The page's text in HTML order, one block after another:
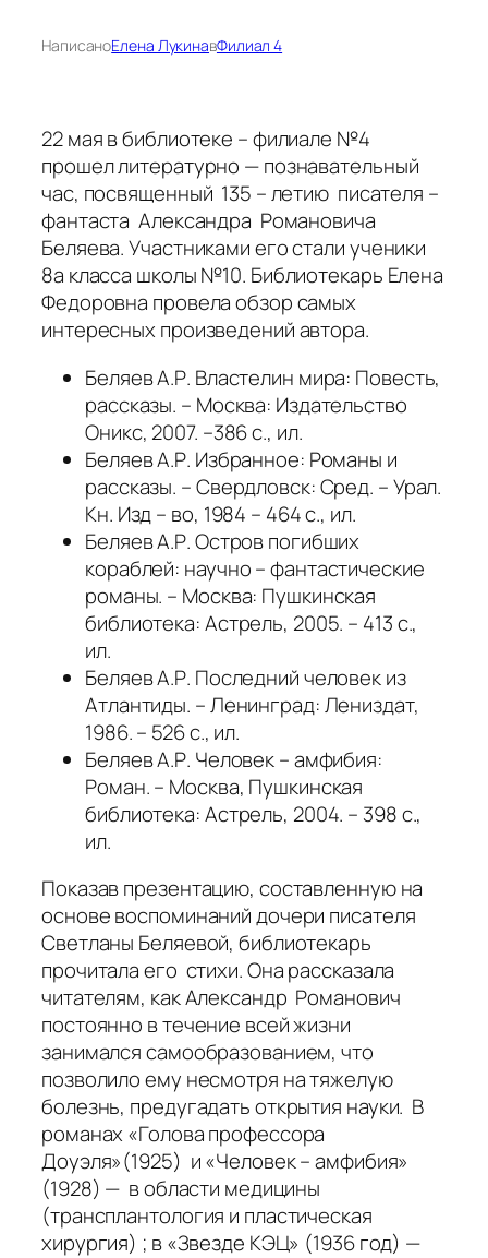
НаписаноЕлена ЛукинавФилиал 4
22 мая в библиотеке – филиале №4
прошел литературно — познавательный
час, посвященный 135 – летию писателя –
фантаста Александра Романовича
Беляева. Участниками его стали ученики
8а класса школы №10. Библиотекарь Елена
Федоровна провела обзор самых
интересных произведений автора.
Беляев А.Р. Властелин мира: Повесть,
рассказы. – Москва: Издательство
Оникс, 2007. –386 с., ил.
Беляев А.Р. Избранное: Романы и
рассказы. – Свердловск: Сред. – Урал.
Кн. Изд – во, 1984 – 464 с., ил.
Беляев А.Р. Остров погибших
кораблей: научно – фантастические
романы. – Москва: Пушкинская
библиотека: Астрель, 2005. – 413 с.,
ил.
Беляев А.Р. Последний человек из
Атлантиды. – Ленинград: Лениздат,
1986. – 526 с., ил.
Беляев А.Р. Человек – амфибия:
Роман. – Москва, Пушкинская
библиотека: Астрель, 2004. – 398 с.,
ил.
Показав презентацию, составленную на
основе воспоминаний дочери писателя
Светланы Беляевой, библиотекарь
прочитала его стихи. Она рассказала
читателям, как Александр Романович
постоянно в течение всей жизни
занимался самообразованием, что
позволило ему несмотря на тяжелую
болезнь, предугадать открытия науки. В
романах «Голова профессора
Доуэля»(1925) и «Человек – амфибия»
(1928) — в области медицины
(трансплантология и пластическая
хирургия) ; в «Звезде КЭЦ» (1936 год) —